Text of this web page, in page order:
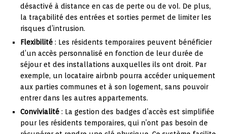
désactivé à distance en cas de perte ou de vol. De plus,
la traçabilité des entrées et sorties permet de limiter les
risques d’intrusion.
Flexibilité : Les résidents temporaires peuvent bénéficier
d’un accès personnalisé en fonction de leur durée de
séjour et des installations auxquelles ils ont droit. Par
exemple, un locataire airbnb pourra accéder uniquement
aux parties communes et à son logement, sans pouvoir
entrer dans les autres appartements.
Convivialité : La gestion des badges d’accès est simplifiée
pour les résidents temporaires, qui n’ont pas besoin de